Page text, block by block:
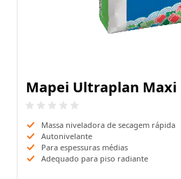
Mapei Ultraplan Maxi
Massa niveladora de secagem rápida
Autonivelante
Para espessuras médias
Adequado para piso radiante